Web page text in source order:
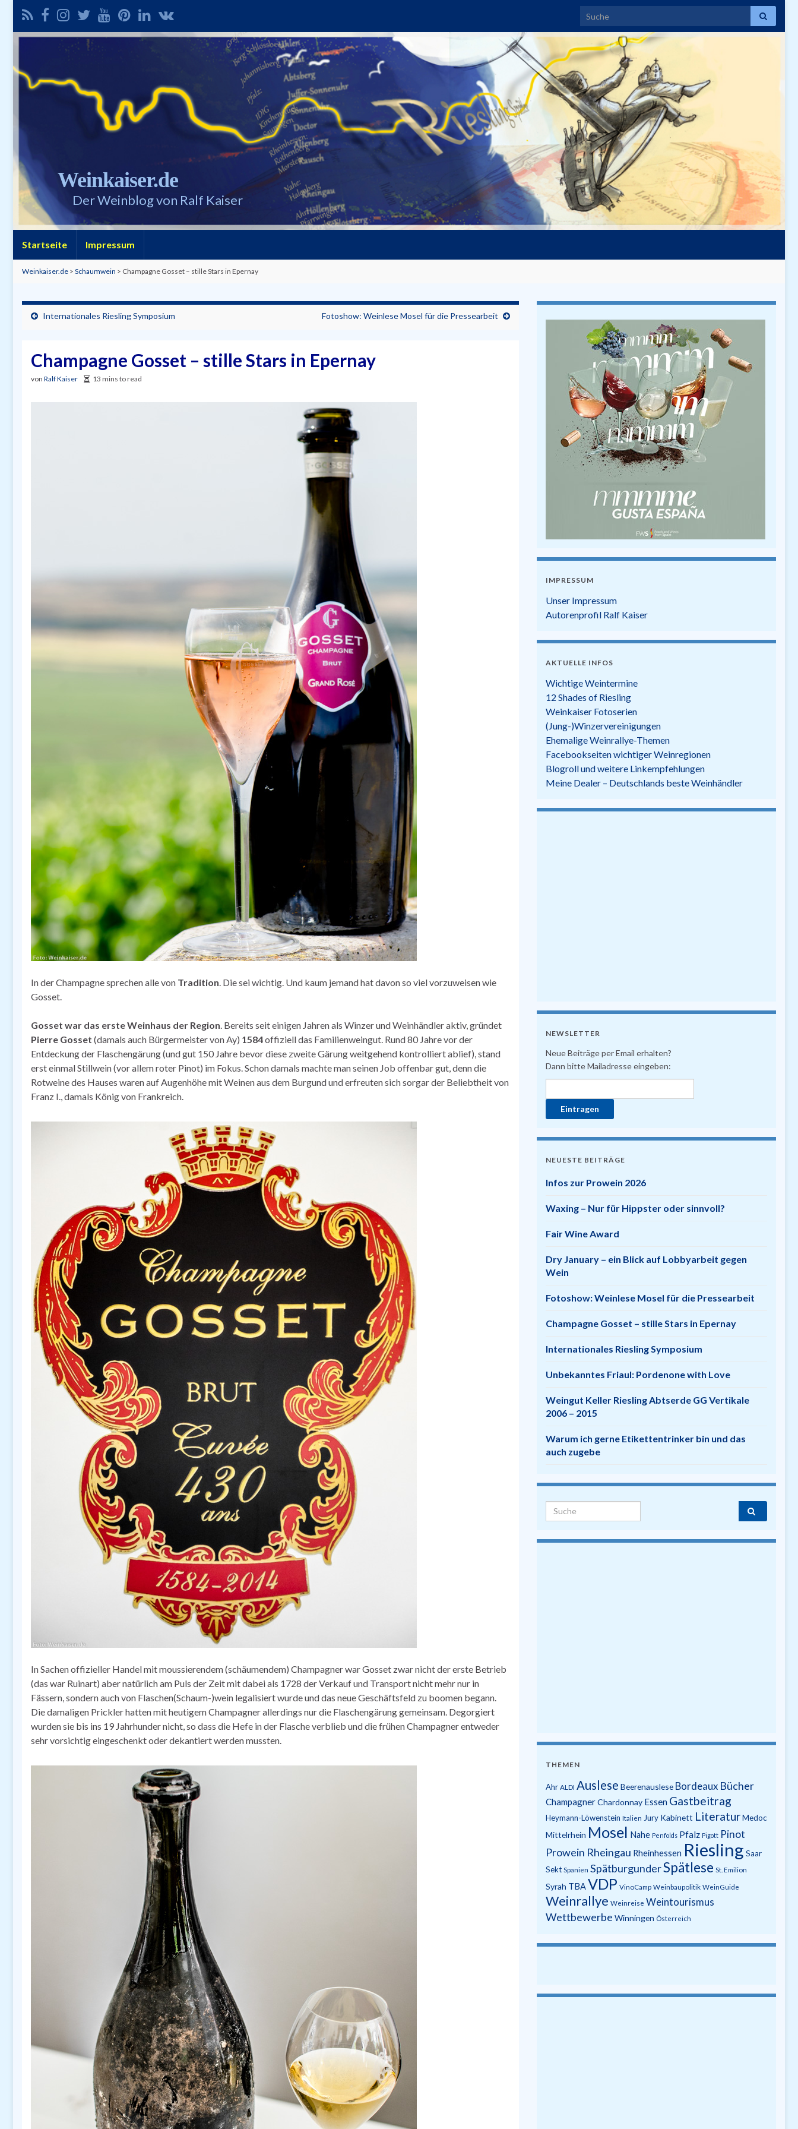
Search for:
Weinkaiser.de
Der Weinblog von Ralf Kaiser
Startseite Impressum
Weinkaiser.de > Schaumwein > Champagne Gosset – stille Stars in Epernay
Internationales Riesling Symposium Fotoshow: Weinlese Mosel für die Pressearbeit
Champagne Gosset – stille Stars in Epernay
von Ralf Kaiser 13 mins to read
In der Champagne sprechen alle von Tradition . Die sei wichtig. Und kaum jemand hat davon so viel vorzuweisen wie
Gosset.
Gosset war das erste Weinhaus der Region . Bereits seit einigen Jahren als Winzer und Weinhändler aktiv, gründet
Pierre Gosset (damals auch Bürgermeister von Ay) 1584offiziell das Familienweingut. Rund 80 Jahre vor der
Entdeckung der Flaschengärung (und gut 150 Jahre bevor diese zweite Gärung weitgehend kontrolliert ablief), stand
erst einmal Stillwein (vor allem roter Pinot) im Fokus. Schon damals machte man seinen Job offenbar gut, denn die
Rotweine des Hauses waren auf Augenhöhe mit Weinen aus dem Burgund und erfreuten sich sorgar der Beliebtheit von
Franz I., damals König von Frankreich.
In Sachen offizieller Handel mit moussierendem (schäumendem) Champagner war Gosset zwar nicht der erste Betrieb
(das war Ruinart) aber natürlich am Puls der Zeit mit dabei als 1728 der Verkauf und Transport nicht mehr nur in
Fässern, sondern auch von Flaschen(Schaum-)wein legalisiert wurde und das neue Geschäftsfeld zu boomen begann.
Die damaligen Prickler hatten mit heutigem Champagner allerdings nur die Flaschengärung gemeinsam. Degorgiert
wurden sie bis ins 19 Jahrhunder nicht, so dass die Hefe in der Flasche verblieb und die frühen Champagner entweder
sehr vorsichtig eingeschenkt oder dekantiert werden mussten.
IMPRESSUM
Unser Impressum
Autorenprofil Ralf Kaiser
AKTUELLE INFOS
Wichtige Weintermine
12 Shades of Riesling
Weinkaiser Fotoserien
(Jung-)Winzervereinigungen
Ehemalige Weinrallye-Themen
Facebookseiten wichtiger Weinregionen
Blogroll und weitere Linkempfehlungen
Meine Dealer – Deutschlands beste Weinhändler
NEWSLETTER
Neue Beiträge per Email erhalten?
Dann bitte Mailadresse eingeben:
NEUESTE BEITRÄGE
Infos zur Prowein 2026
Waxing – Nur für Hippster oder sinnvoll?
Fair Wine Award
Dry January – ein Blick auf Lobbyarbeit gegen
Wein
Fotoshow: Weinlese Mosel für die Pressearbeit
Champagne Gosset – stille Stars in Epernay
Internationales Riesling Symposium
Unbekanntes Friaul: Pordenone with Love
Weingut Keller Riesling Abtserde GG Vertikale
2006 – 2015
Warum ich gerne Etikettentrinker bin und das
auch zugebe
Search for:
THEMEN
Ahr ALDI Auslese Beerenauslese Bordeaux Bücher
ChampagnerChardonnay Essen Gastbeitrag
Heymann-Löwenstein Italien Jury Kabinett Literatur Medoc
Mittelrhein Mosel Nahe Penfolds Pfalz Pigott Pinot
Prowein Rheingau Rheinhessen Riesling Saar
Sekt Spanien SpätburgunderSpätlese St. Emilion
Syrah TBAVDP VinoCamp Weinbaupolitik WeinGuide
Weinrallye Weinreise Weintourismus
Wettbewerbe Winningen Österreich